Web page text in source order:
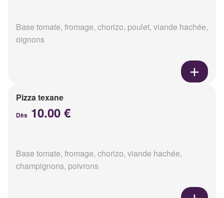
Base tomate, fromage, chorizo, poulet, viande hachée,
oignons
Pizza texane
Dès 10.00 €
Base tomate, fromage, chorizo, viande hachée,
champignons, poivrons